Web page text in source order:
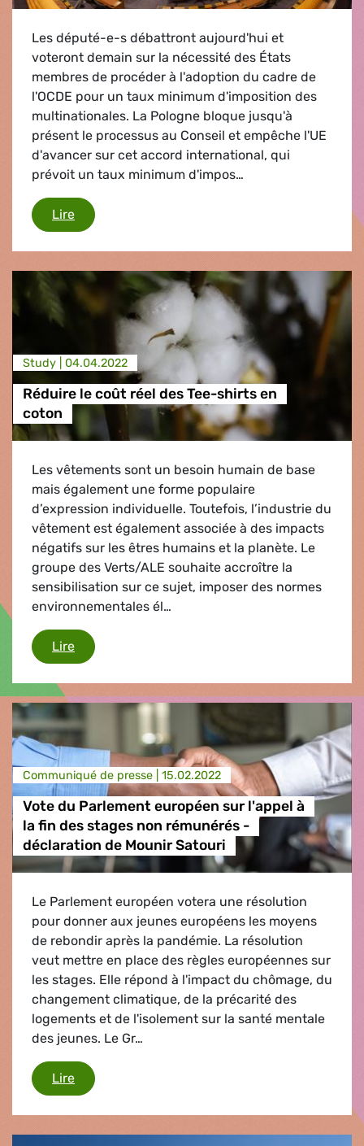
Les député-e-s débattront aujourd'hui et
voteront demain sur la nécessité des États
membres de procéder à l'adoption du cadre de
l'OCDE pour un taux minimum d'imposition des
multinationales. La Pologne bloque jusqu'à
présent le processus au Conseil et empêche l'UE
d'avancer sur cet accord international, qui
prévoit un taux minimum d'impos…
LireLes député-e-s européen-ne-s se prononcent
Study | 04.04.2022
Réduire le coût réel des Tee-shirts en
coton
Les vêtements sont un besoin humain de base
mais également une forme populaire
d’expression individuelle. Toutefois, l’industrie du
vêtement est également associée à des impacts
négatifs sur les êtres humains et la planète. Le
groupe des Verts/ALE souhaite accroître la
sensibilisation sur ce sujet, imposer des normes
environnementales él…
LireRéduire le coût réel des Tee-shirts en coton
Communiqué de presse | 15.02.2022
Vote du Parlement européen sur l'appel à
la fin des stages non rémunérés -
déclaration de Mounir Satouri
Le Parlement européen votera une résolution
pour donner aux jeunes européens les moyens
de rebondir après la pandémie. La résolution
veut mettre en place des règles européennes sur
les stages. Elle répond à l'impact du chômage, du
changement climatique, de la précarité des
logements et de l'isolement sur la santé mentale
des jeunes. Le Gr…
LireVote du Parlement européen sur l'appel à la